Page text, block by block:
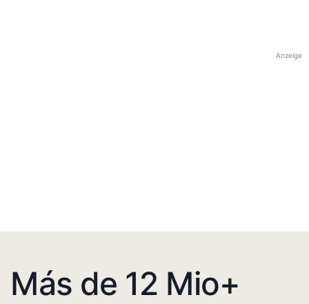
Anzeige
Más de 12 Mio+